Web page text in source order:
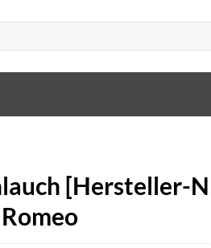
[Hersteller-